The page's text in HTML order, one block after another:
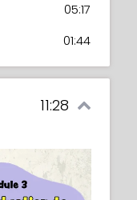
05:17
01:44
11:28